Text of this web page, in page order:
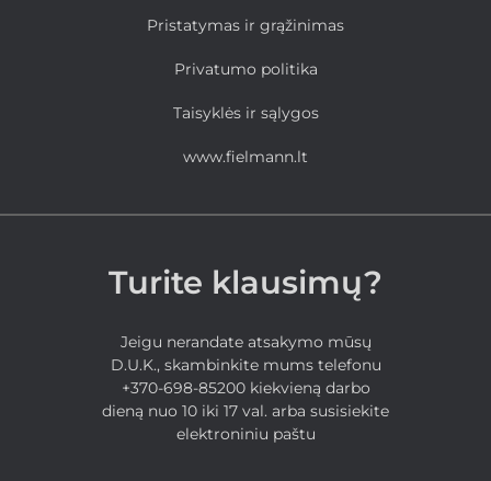
Pristatymas ir grąžinimas
Privatumo politika
Taisyklės ir sąlygos
www.fielmann.lt
Turite klausimų?
Jeigu nerandate atsakymo mūsų
D.U.K., skambinkite mums telefonu
+370-698-85200 kiekvieną darbo
dieną nuo 10 iki 17 val. arba susisiekite
elektroniniu paštu